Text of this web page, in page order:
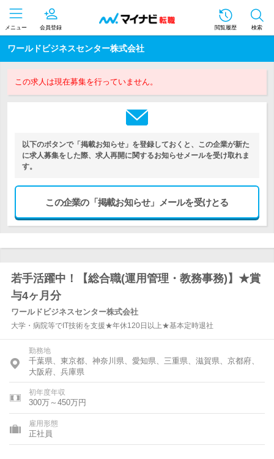
メニュー 会員登録 閲覧履歴 検索
ワールドビジネスセンター株式会社
この求人は現在募集を行っていません。
以下のボタンで「掲載お知らせ」を登録しておくと、この企業が新た
に求人募集をした際、求人再開に関するお知らせメールを受け取れま
す。
この企業の「掲載お知らせ」メールを受けとる
若手活躍中！【総合職(運用管理・教務事務)】★賞
与4ヶ月分
ワールドビジネスセンター株式会社
大学・病院等でIT技術を支援★年休120日以上★基本定時退社
勤務地
千葉県、東京都、神奈川県、愛知県、三重県、滋賀県、京都府、
大阪府、兵庫県
初年度年収
300万～450万円
雇用形態
正社員